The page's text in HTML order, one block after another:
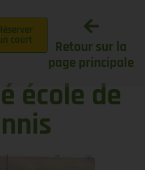
Retour sur la
page principale
court
école de